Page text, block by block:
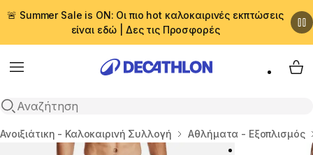
🚨 Summer Sale is ON: Οι πιο hot καλοκαιρινές εκπτώσεις
είναι εδώ | Δες τις Προσφορές
Menu
Αναζήτηση
My
Αρχική σελίδα
Ανοιξιάτικη - Καλοκαιρινή Συλλογή Αθλήματα - Εξοπλισμός